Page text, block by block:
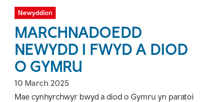
Newyddion
MARCHNADOEDD
NEWYDD I FWYD A DIOD
O GYMRU
10 March 2025
Mae cynhyrchwyr bwyd a diod o Gymru yn paratoi